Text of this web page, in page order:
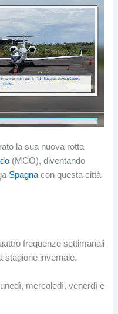
la sua nuova rotta
(MCO), diventando
Spagna con questa città
frequenze settimanali
stagione invernale.
mercoledì, venerdì e